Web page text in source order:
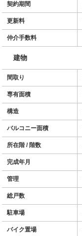
契約期間
更新料
仲介手数料
建物
間取り
専有面積
構造
バルコニー面積
所在階 / 階数
完成年月
管理
総戸数
駐車場
バイク置場